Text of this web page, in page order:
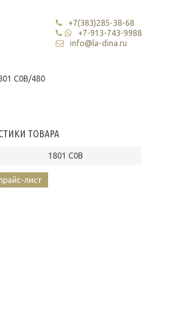
+7(383)285-38-68
+7-913-743-9988
info@la-dina.ru
С0В/480
ТОВАРА
1801 С0В
лист